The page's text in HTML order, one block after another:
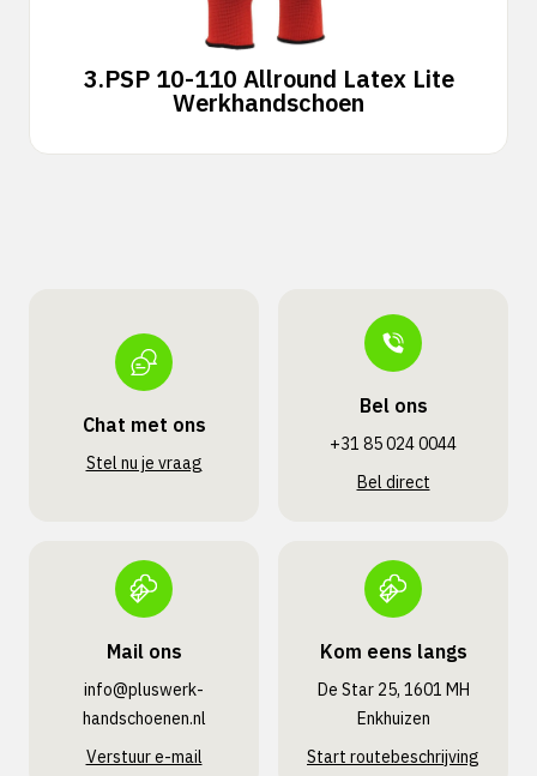
3.PSP 10-110 Allround Latex Lite
Werkhandschoen
Chat met ons
Stel nu je vraag
Bel ons
+31 85 024 0044
Bel direct
Mail ons
info@pluswerk­
handschoenen.nl
Verstuur e-mail
Kom eens langs
De Star 25, 1601 MH
Enkhuizen
Start routebeschrijving